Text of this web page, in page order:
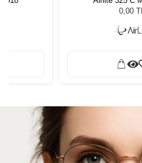
0,00 TL